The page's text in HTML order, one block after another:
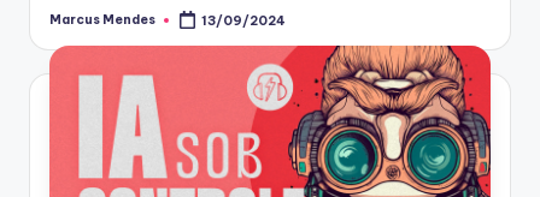
Posted
Marcus Mendes 13/09/2024